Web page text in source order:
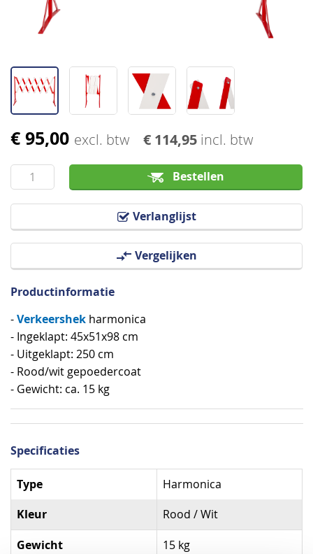
€ 95,00 excl. btw € 114,95 incl. btw
Bestellen
Verlanglijst
Vergelijken
Ga
het
begin
van
Productinformatie
-Verkeershek harmonica
- Ingeklapt: 45x51x98 cm
- Uitgeklapt: 250 cm
- Rood/wit gepoedercoat
- Gewicht: ca. 15 kg
Specificaties
Specificaties
Type Harmonica
Kleur Rood / Wit
Gewicht 15 kg